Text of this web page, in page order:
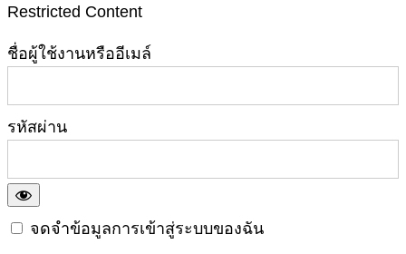
Restricted Content
ชื่อผู้ใช้งานหรืออีเมล์
รหัสผ่าน
จดจำข้อมูลการเข้าสู่ระบบของฉัน